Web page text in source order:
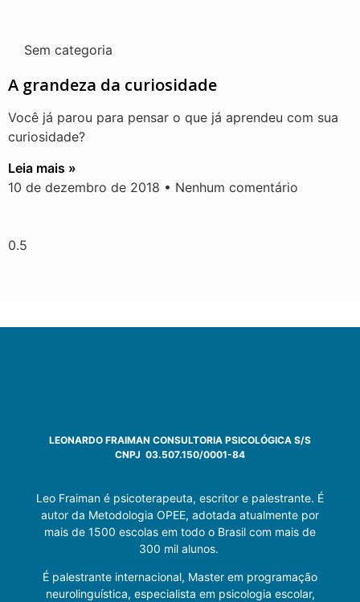
Sem categoria
A grandeza da curiosidade
Você já parou para pensar o que já aprendeu com sua
curiosidade?
Leia mais »
10 de dezembro de 2018
Nenhum comentário
LEONARDO FRAIMAN CONSULTORIA PSICOLÓGICA S/S
CNPJ 03.507.150/0001-84
Leo Fraiman é psicoterapeuta, escritor e palestrante. É
autor da Metodologia OPEE, adotada atualmente por
mais de 1500 escolas em todo o Brasil com mais de
300 mil alunos.
É palestrante internacional, Master em programação
neurolinguística, especialista em psicologia escolar,